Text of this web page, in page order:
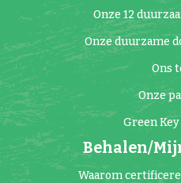
Onze 12
Onze duurzame
Ons
Onze
Green
Behalen/
Waarom